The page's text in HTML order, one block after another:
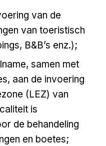
van de
van toeristisch
B&B’s enz.);
samen met
aan de invoering
(LEZ) van
is
de behandeling
en boetes;